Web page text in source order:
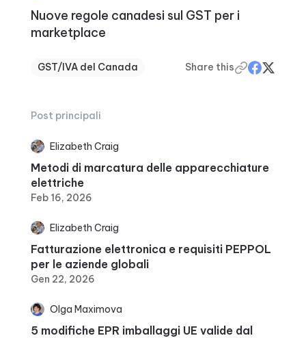
Nuove regole canadesi sul GST per i
marketplace
GST/IVA del Canada Share this
Post principali
Elizabeth Craig
Metodi di marcatura delle apparecchiature
elettriche
Feb 16, 2026
Elizabeth Craig
Fatturazione elettronica e requisiti PEPPOL
per le aziende globali
Gen 22, 2026
Olga Maximova
5 modifiche EPR imballaggi UE valide dal